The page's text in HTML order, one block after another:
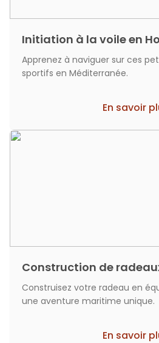
Initiation à la voile en
Apprenez à naviguer sur ces
sportifs en Méditerranée.
En savoir
Construction de
Construisez votre radeau en
une aventure maritime unique.
En savoir